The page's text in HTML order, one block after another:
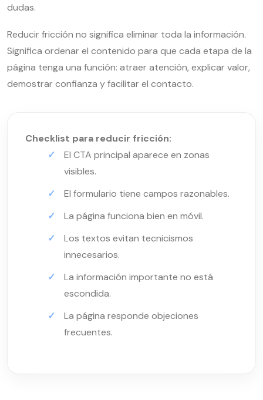
dudas.
Reducir fricción no significa eliminar toda la información.
Significa ordenar el contenido para que cada etapa de la
página tenga una función: atraer atención, explicar valor,
demostrar confianza y facilitar el contacto.
Checklist para reducir fricción:
El CTA principal aparece en zonas
visibles.
El formulario tiene campos razonables.
La página funciona bien en móvil.
Los textos evitan tecnicismos
innecesarios.
La información importante no está
escondida.
La página responde objeciones
frecuentes.